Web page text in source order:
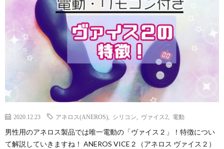
2020.12.23 アネロス(ANEROS) シリコン ヴァイス2 電動
男性用のアネロス製品では唯一電動の「ヴァイス２」！特徴につい
て解説していきますね！ ANEROS VICE２（アネロス ヴァイス２）